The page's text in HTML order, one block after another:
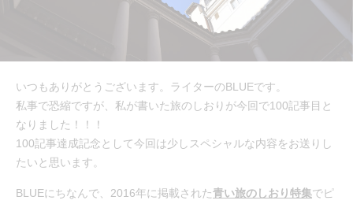
いつもありがとうございます。ライターのBLUEです。
私事で恐縮ですが、私が書いた旅のしおりが今回で100記事目と
なりました！！！
100記事達成記念として今回は少しスペシャルな内容をお送りし
たいと思います。
BLUEにちなんで、2016年に掲載された青い旅のしおり特集でピ